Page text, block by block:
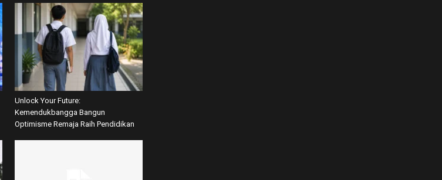
Unlock Your Future:
Kemendukbangga Bangun
Optimisme Remaja Raih Pendidikan